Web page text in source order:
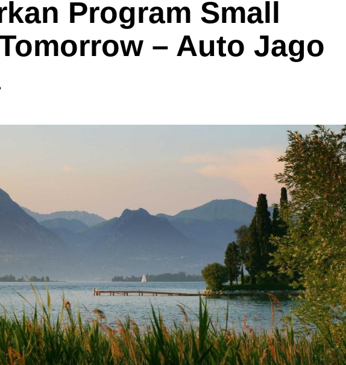
Program Small
– Auto Jago